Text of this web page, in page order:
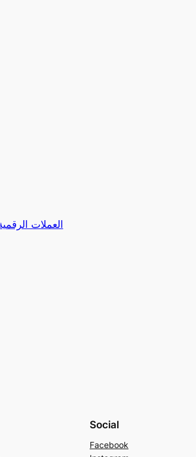
Social
Facebook